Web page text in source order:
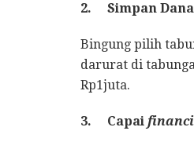
2. Simpan
Bingung pilih
darurat di
Rp1juta.
3. Capai